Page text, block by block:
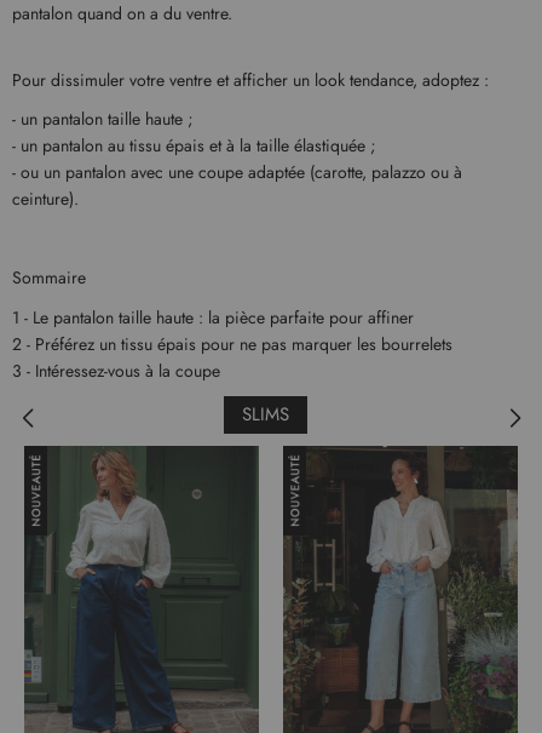
pantalon quand on a du ventre.
Pour dissimuler votre ventre et afficher un look tendance, adoptez :
- un pantalon taille haute ;
- un pantalon au tissu épais et à la taille élastiquée ;
- ou un pantalon avec une coupe adaptée (carotte, palazzo ou à
ceinture).
Sommaire
1 - Le pantalon taille haute : la pièce parfaite pour affiner
2 - Préférez un tissu épais pour ne pas marquer les bourrelets
3 - Intéressez-vous à la coupe
SLIMS